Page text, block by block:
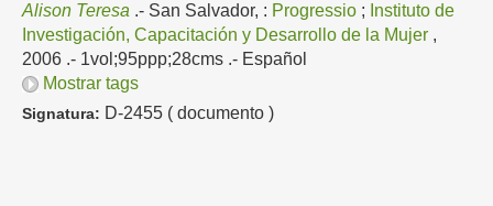
Alison Teresa .- San Salvador, : Progressio ; Instituto de
Investigación, Capacitación y Desarrollo de la Mujer ,
2006 .- 1vol;95ppp;28cms .- Español
Mostrar tags
Signatura: D-2455 ( documento )